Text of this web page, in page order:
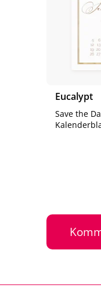
Eu­ca­lypt
Save the